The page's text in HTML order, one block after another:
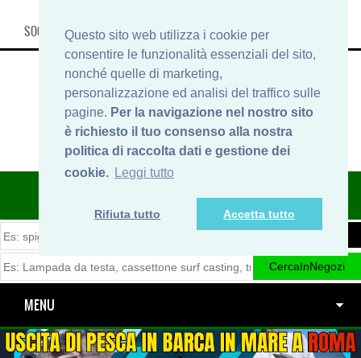
Questo sito web utilizza i cookie per
consentire le funzionalità essenziali del sito,
nonché quelle di marketing,
personalizzazione ed analisi del traffico sulle
pagine. Per la navigazione nel nostro sito
è richiesto il tuo consenso alla nostra
politica di raccolta dati e gestione dei
cookie. Leggi tutto
Rifiuta tutto Accetta tutto
SOCIAL, INFO & SHOP
ITINERARIDIPESCA.IT
MENU